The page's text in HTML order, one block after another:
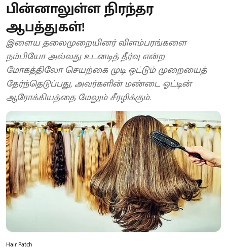
பின்னாலுள்ள நிரந்தர
ஆபத்துகள்!
​இளைய தலைமுறையினர் விளம்பரங்களை
நம்பியோ அல்லது உடனடித் தீர்வு என்ற
மோகத்திலோ செயற்கை முடி ஒட்டும் முறையைத்
தேர்ந்தெடுப்பது, அவர்களின் மண்டை ஓட்டின்
ஆரோக்கியத்தை மேலும் சீரழிக்கும்.
Hair Patch